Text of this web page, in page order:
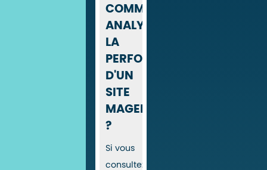
COMMENT
ANALYSER
LA
PERFORMANCE
D'UN
SITE
MAGENTO
?
Si vous
consultez